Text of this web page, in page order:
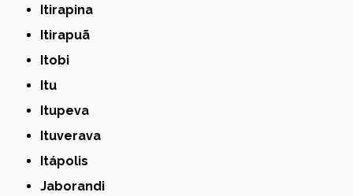
Itirapina
Itirapuã
Itobi
Itu
Itupeva
Ituverava
Itápolis
Jaborandi